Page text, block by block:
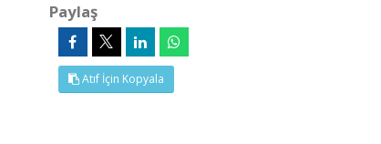
Paylaş
Atıf İçin Kopyala